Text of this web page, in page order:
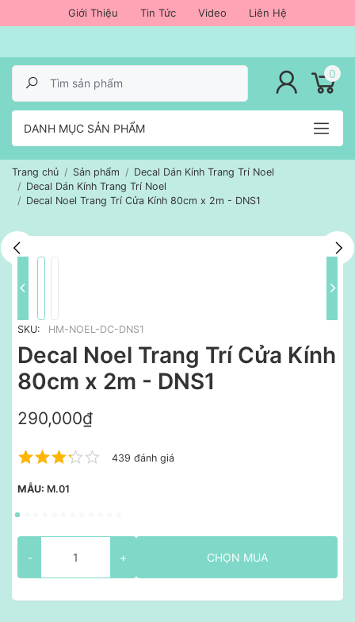
Giới Thiệu Tin Tức Video Liên Hệ
DANH MỤC SẢN PHẨM
0
Trang chủ Sản phẩm
Decal Dán Kính Trang Trí Noel
Decal Dán Kính Trang Trí Noel
Decal Noel Trang Trí Cửa Kính 80cm x 2m - DNS1
SKU: HM-NOEL-DC-DNS1
Decal Noel Trang Trí Cửa Kính
80cm x 2m - DNS1
290,000₫
439 đánh giá
MẪU: M.01
- + CHỌN MUA